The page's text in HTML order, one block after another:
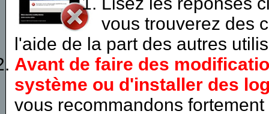
vous trouverez des
l'aide de la part des autres
Avant de faire des
système ou d'installer des
vous recommandons